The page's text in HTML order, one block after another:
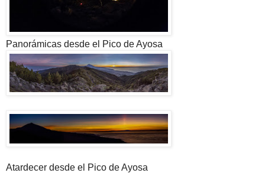
Panorámicas desde el Pico de Ayosa
Atardecer desde el Pico de Ayosa